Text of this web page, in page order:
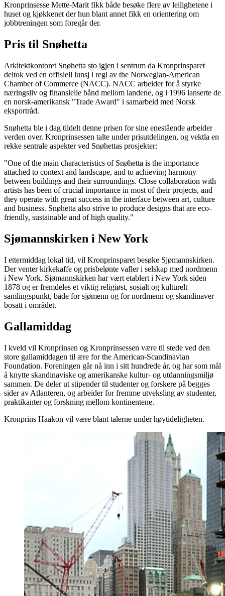
Kronprinsesse Mette-Marit fikk både besøke flere av leilighetene i
huset og kjøkkenet der hun blant annet fikk en orientering om
jobbtreningen som foregår der.
Pris til Snøhetta
Arkitektkontoret Snøhetta sto igjen i sentrum da Kronprinsparet
deltok ved en offisiell lunsj i regi av the Norwegian-American
Chamber of Commerce (NACC). NACC arbeider for å styrke
næringsliv og finansielle bånd mellom landene, og i 1996 lanserte de
en norsk-amerikansk "Trade Award" i samarbeid med Norsk
eksportråd.
Snøhetta ble i dag tildelt denne prisen for sine enestående arbeider
verden over. Kronprinsessen talte under prisutdelingen, og vektla en
rekke sentrale aspekter ved Snøhettas prosjekter:
"One of the main characteristics of Snøhetta is the importance
attached to context and landscape, and to achieving harmony
between buildings and their surroundings. Close collaboration with
artists has been of crucial importance in most of their projects, and
they operate with great success in the interface between art, culture
and business. Snøhetta also strive to produce designs that are eco-
friendly, sustainable and of high quality."
Sjømannskirken i New York
I ettermiddag lokal tid, vil Kronprinsparet besøke Sjømannskirken.
Der venter kirkekaffe og prisbelønte vafler i selskap med nordmenn
i New York. Sjømannskirken har vært etablert i New York siden
1878 og er fremdeles et viktig religiøst, sosialt og kulturelt
samlingspunkt, både for sjømenn og for nordmenn og skandinaver
bosatt i området.
Gallamiddag
I kveld vil Kronprinsen og Kronprinsessen være til stede ved den
store gallamiddagen til ære for the American-Scandinavian
Foundation. Foreningen går nå inn i sitt hundrede år, og har som mål
å knytte skandinaviske og amerikanske kultur- og utdanningsmiljø
sammen. De deler ut stipender til studenter og forskere på begges
sider av Atlanteren, og arbeider for fremme utveksling av studenter,
praktikanter og forskning mellom kontinentene.
Kronprins Haakon vil være blant talerne under høytideligheten.